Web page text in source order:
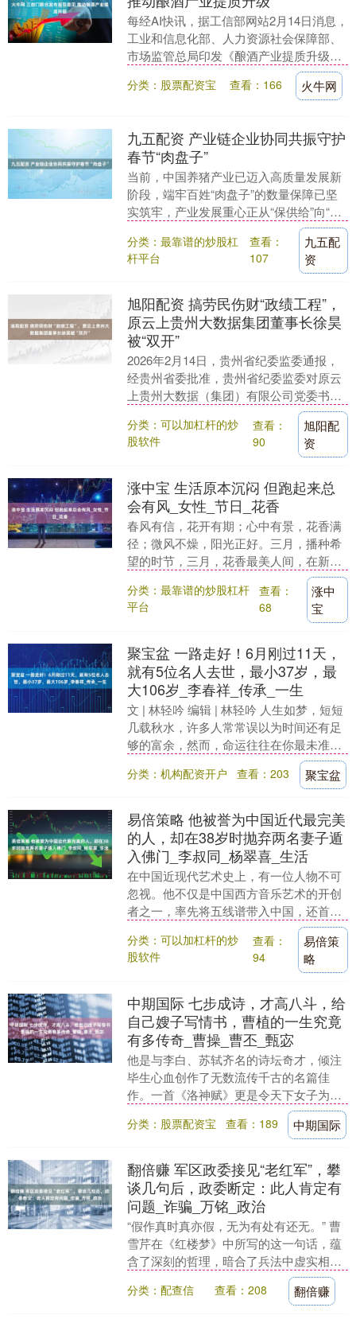
每经AI快讯，据工信部网站2月14日消息，
工业和信息化部、人力资源社会保障部、
市场监管总局印发《酿酒产业提质升级指
导意见（2026—2030年）》。意见提出，
到....
分类：股票配资宝 查看：166 火牛网
九五配资 产业链企业协同共振守护
春节“肉盘子”
当前，中国养猪产业已迈入高质量发展新
阶段，端牢百姓“肉盘子”的数量保障已坚
实筑牢，产业发展重心正从“保供给”向“提
品质、优价格”稳步迈进，着力实现猪
肉“物美价廉....
分类：最靠谱的炒股杠
杆平台
查看：
107
九五配
资
旭阳配资 搞劳民伤财“政绩工程”，
原云上贵州大数据集团董事长徐昊
被“双开”
2026年2月14日，贵州省纪委监委通报，
经贵州省委批准，贵州省纪委监委对原云
上贵州大数据（集团）有限公司党委书
记、董事长徐昊严重违纪违法问题进行了
立案审查调查....
分类：可以加杠杆的炒
股软件
查看：
90
旭阳配
资
涨中宝 生活原本沉闷 但跑起来总
会有风_女性_节日_花香
春风有信，花开有期；心中有景，花香满
径；微风不燥，阳光正好。三月，播种希
望的时节，三月，花香最美人间，在新时
代的旋律中，第115个“三八国际妇女节”踏
春风如约而....
分类：最靠谱的炒股杠杆
平台
查看：
68
涨中
宝
聚宝盆 一路走好！6月刚过11天，
就有5位名人去世，最小37岁，最
大106岁_李春祥_传承_一生
文 | 林轻吟 编辑 | 林轻吟 人生如梦，短短
几载秋水，许多人常常误以为时间还有足
够的富余，然而，命运往往在你最未准备
的时候，带来突如其来的变故，带走了生
机，....
分类：机构配资开户 查看：203 聚宝盆
易倍策略 他被誉为中国近代最完美
的人，却在38岁时抛弃两名妻子遁
入佛门_李叔同_杨翠喜_生活
在中国近现代艺术史上，有一位人物不可
忽视。他不仅是中国西方音乐艺术的开创
者之一，率先将五线谱带入中国，还首次
用人体模特进行油画创作，开创了我国油
画的先河。此外，....
分类：可以加杠杆的炒
股软件
查看：
94
易倍策
略
中期国际 七步成诗，才高八斗，给
自己嫂子写情书，曹植的一生究竟
有多传奇_曹操_曹丕_甄宓
他是与李白、苏轼齐名的诗坛奇才，倾注
毕生心血创作了无数流传千古的名篇佳
作。一首《洛神赋》更是令天下女子为之
倾倒，争相赞美他的文学才华与独特风
采。 这位文坛上的翘....
分类：股票配资宝 查看：189 中期国际
翻倍赚 军区政委接见“老红军”，攀
谈几句后，政委断定：此人肯定有
问题_诈骗_万铭_政治
“假作真时真亦假，无为有处有还无。” 曹
雪芹在《红楼梦》中所写的这一句话，蕴
含了深刻的哲理，暗合了兵法中虚实相生
的精髓。行军打仗，兵法策略至关重要，
而现实生活中....
分类：配查信 查看：208 翻倍赚